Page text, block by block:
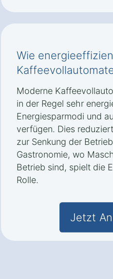
Wie
Moderne
in der Regel sehr
Energiesparmodi und
verfügen. Dies
zur Senkung der
Gastronomie, wo
Betrieb sind, spielt die
Rolle.
Jetzt